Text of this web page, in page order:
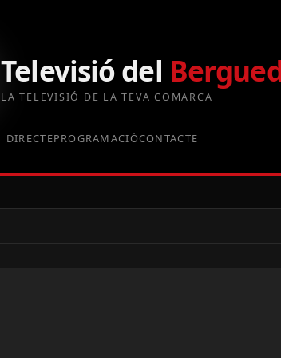
Televisió del
LA TELEVISIÓ DE LA TEVA COMARCA
DIRECTEPROGRAMACIÓCONTACTE